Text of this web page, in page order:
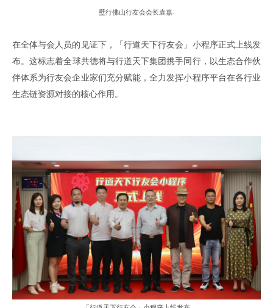
壁行佛山行友会会长袁嘉-
在全体与会人员的见证下，「 行道天下行友会 」 小程序正式上线发
布。这标志着全球共德将与行道天下集团携手同行， 以生态合作伙
伴体系为行友会企业家们充分赋能 ，全力发挥小程序平台在各行业
生态链资源对接的核心作用 。